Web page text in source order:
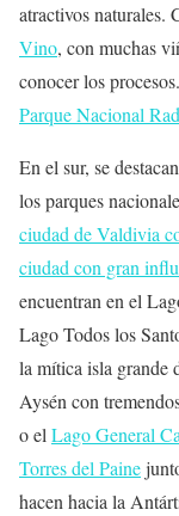
atractivos naturales.
Vino, con muchas
conocer los
Parque Nacional
En el sur, se
los parques
ciudad de Valdivia
ciudad con gran
encuentran en el
Lago Todos los
la mítica isla grande
Aysén con
o el Lago General
Torres del Paine
hacen hacia la